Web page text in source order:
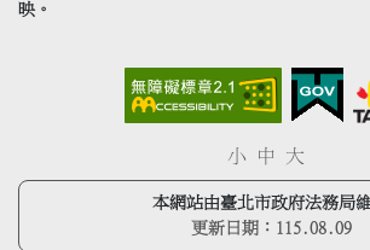
映。
小 中 大
本網站由臺北市政府法務局
更新日期： 115.08.09